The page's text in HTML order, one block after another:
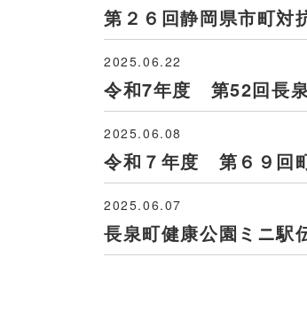
第２６回静岡県市町対
2025.06.22
令和7年度 第52回長
2025.06.08
令和７年度 第６９回
2025.06.07
長泉町健康公園ミニ駅